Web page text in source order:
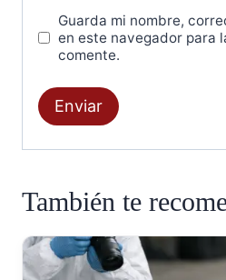
Guarda mi nombre,
en este navegador para
comente.
También te